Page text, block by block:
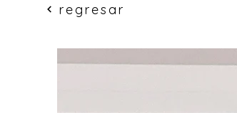
regresar